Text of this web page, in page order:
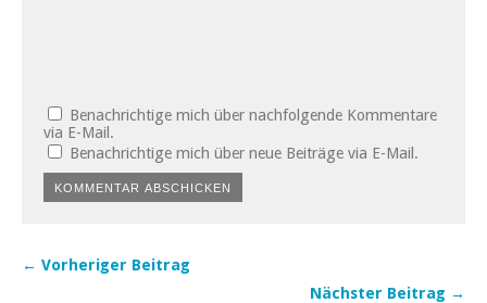
Benachrichtige mich über nachfolgende Kommentare
via E-Mail.
Benachrichtige mich über neue Beiträge via E-Mail.
← Vorheriger Beitrag
Nächster Beitrag →